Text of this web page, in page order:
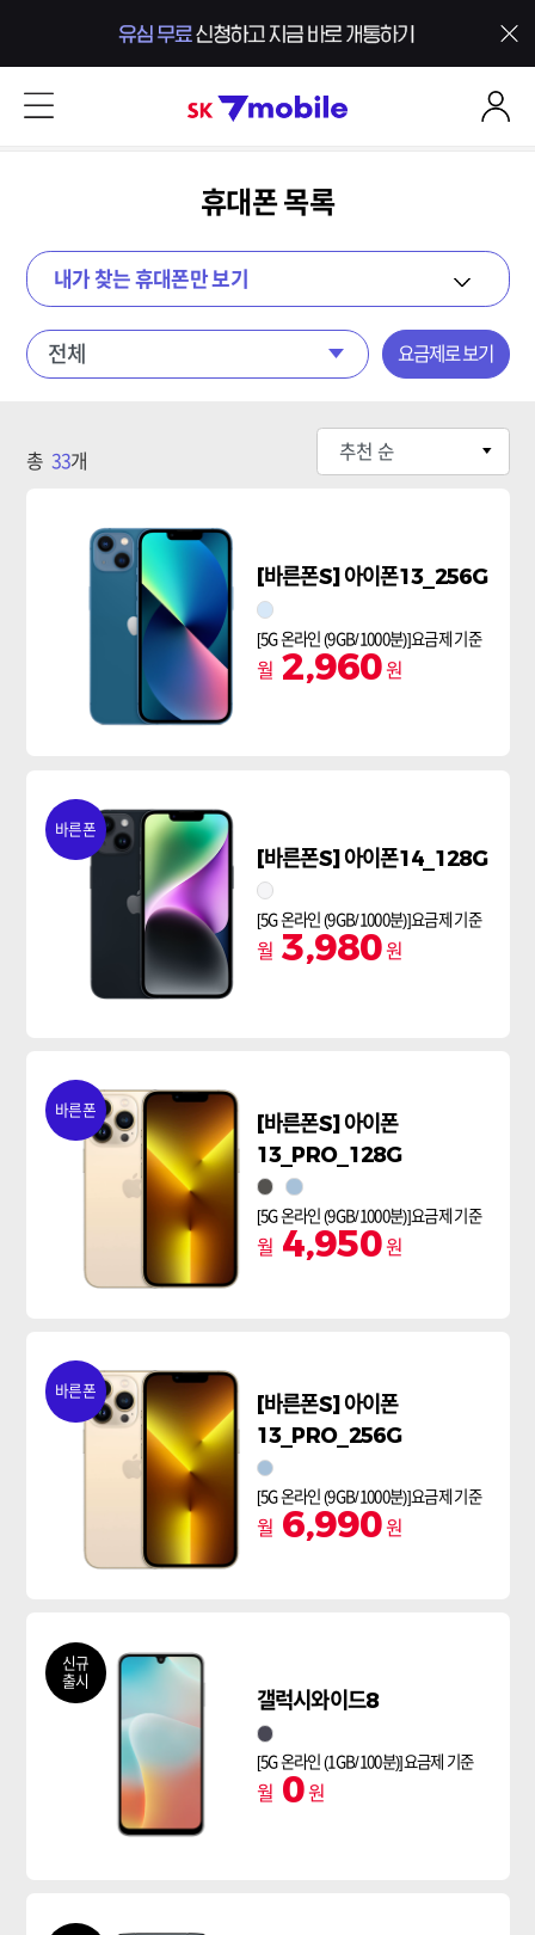
SK 7mobile
휴대폰 목록
내가 찾는 휴대폰만 보기
요금제로 보기
총 33개
[바른폰S] 아이폰13_256G
스타라이트
[5G 온라인 (9GB/1000분)]요금제 기준
월 2,960원
바른폰
[바른폰S] 아이폰14_128G
스타라이트
[5G 온라인 (9GB/1000분)]요금제 기준
월 3,980원
바른폰
[바른폰S] 아이폰
13_PRO_128G
그래파이트시에라 블루
[5G 온라인 (9GB/1000분)]요금제 기준
월 4,950원
바른폰
[바른폰S] 아이폰
13_PRO_256G
시에라 블루
[5G 온라인 (9GB/1000분)]요금제 기준
월 6,990원
신규
출시
갤럭시와이드8
검정
[5G 온라인 (1GB/100분)]요금제 기준
월 0원